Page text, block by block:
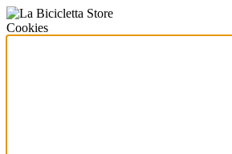
Cookies